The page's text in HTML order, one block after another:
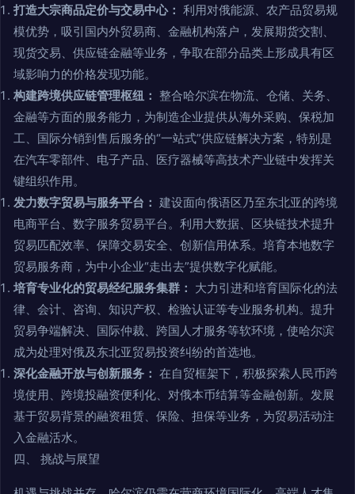
打造大宗商品定价与交易中心： 利用对俄能源、农产品贸易规
模优势，吸引国内外贸易商、金融机构落户，发展期货交割、
现货交易、供应链金融等业务，争取在部分品类上形成具有区
域影响力的价格发现功能。
构建跨境供应链管理枢纽： 整合哈尔滨在物流、仓储、关务、
金融等方面的服务能力，为制造企业提供从海外采购、保税加
工、国际分销到售后服务的“一站式”供应链解决方案，特别是
在汽车零部件、电子产品、医疗器械等高技术产业链中发挥关
键组织作用。
发力数字贸易与服务平台： 建设面向俄语区乃至东北亚的跨境
电商平台、数字服务贸易平台。利用大数据、区块链技术提升
贸易匹配效率、保障交易安全、创新信用体系。培育本地数字
贸易服务商，为中小企业“走出去”提供数字化赋能。
培育专业化的贸易经纪服务集群： 大力引进和培育国际化的法
律、会计、咨询、知识产权、检验认证等专业服务机构。提升
贸易争端解决、国际仲裁、跨国人才服务等软环境，使哈尔滨
成为处理对俄及东北亚贸易投资纠纷的首选地。
深化金融开放与创新服务： 在自贸框架下，积极探索人民币跨
境使用、跨境投融资便利化、对俄本币结算等金融创新。发展
基于贸易背景的融资租赁、保险、担保等业务，为贸易活动注
入金融活水。
四、 挑战与展望